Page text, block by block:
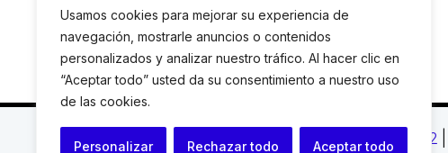
Usamos cookies para mejorar su experiencia de
navegación, mostrarle anuncios o contenidos
personalizados y analizar nuestro tráfico. Al hacer clic en
“Aceptar todo” usted da su consentimiento a nuestro uso
de las cookies.
Personalizar Rechazar todo Aceptar todo
C. Avinyó 44, 2n | 08002 Barcelona | T.: +34 93 119 03 72